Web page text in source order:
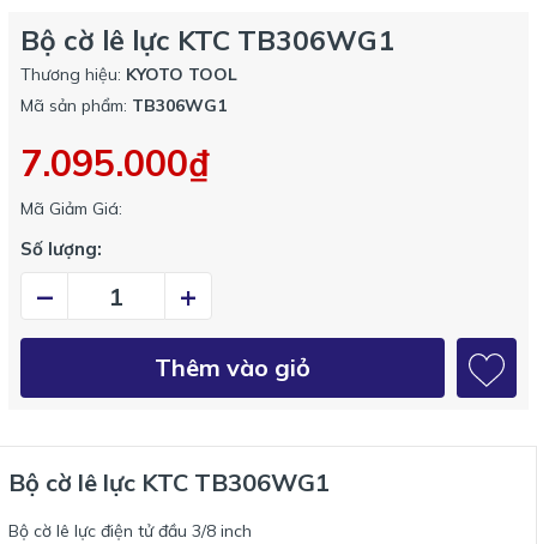
Bộ cờ lê lực KTC TB306WG1
Thương hiệu: KYOTO TOOL
Mã sản phẩm: TB306WG1
7.095.000₫
Mã Giảm Giá:
Số lượng:
– +
Thêm vào giỏ
Bộ cờ lê lực KTC TB306WG1
Bộ cờ lê lực điện tử đầu 3/8 inch